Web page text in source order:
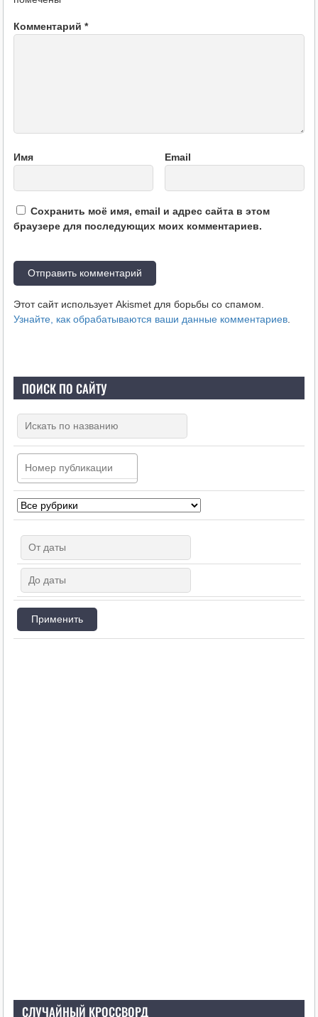
Комментарий *
Имя Email
Сохранить моё имя, email и адрес сайта в этом
браузере для последующих моих комментариев.
Этот сайт использует Akismet для борьбы со спамом.
Узнайте, как обрабатываются ваши данные комментариев.
ПОИСК ПО САЙТУ
СЛУЧАЙНЫЙ КРОССВОРД